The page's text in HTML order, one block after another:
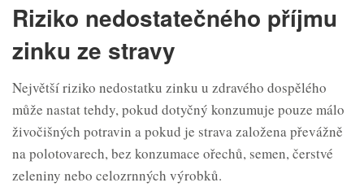
Riziko nedostatečného příjmu
zinku ze stravy
Největší riziko nedostatku zinku u zdravého dospělého
může nastat tehdy, pokud dotyčný konzumuje pouze málo
živočišných potravin a pokud je strava založena převážně
na polotovarech, bez konzumace ořechů, semen, čerstvé
zeleniny nebo celozrnných výrobků.